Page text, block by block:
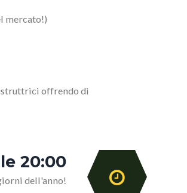
mercato!)
offrendo di
20:00
dell'anno!